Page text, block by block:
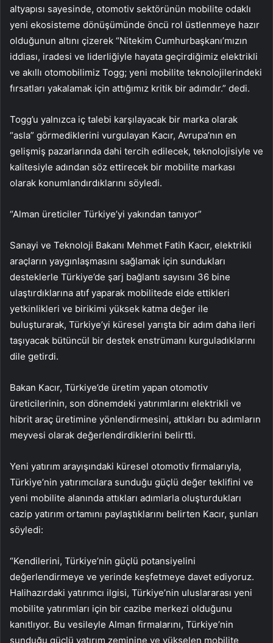
altyapısı sayesinde, otomotiv sektörünün mobilite odaklı
yeni ekosisteme dönüşümünde öncü rol üstlenmeye hazır
olduğunun altını çizerek “Nitekim Cumhurbaşkanı’mızın
iddiası, iradesi ve liderliğiyle hayata geçirdiğimiz elektrikli
ve akıllı otomobilimiz Togg; yeni mobilite teknolojilerindeki
fırsatları yakalamak için attığımız kritik bir adımdır.” dedi.
Togg’u yalnızca iç talebi karşılayacak bir marka olarak
“asla” görmediklerini vurgulayan Kacır, Avrupa’nın en
gelişmiş pazarlarında dahi tercih edilecek, teknolojisiyle ve
kalitesiyle adından söz ettirecek bir mobilite markası
olarak konumlandırdıklarını söyledi.
“Alman üreticiler Türkiye’yi yakından tanıyor”
Sanayi ve Teknoloji Bakanı Mehmet Fatih Kacır, elektrikli
araçların yaygınlaşmasını sağlamak için sundukları
desteklerle Türkiye’de şarj bağlantı sayısını 36 bine
ulaştırdıklarına atıf yaparak mobilitede elde ettikleri
yetkinlikleri ve birikimi yüksek katma değer ile
buluşturarak, Türkiye’yi küresel yarışta bir adım daha ileri
taşıyacak bütüncül bir destek enstrümanı kurguladıklarını
dile getirdi.
Bakan Kacır, Türkiye’de üretim yapan otomotiv
üreticilerinin, son dönemdeki yatırımlarını elektrikli ve
hibrit araç üretimine yönlendirmesini, attıkları bu adımların
meyvesi olarak değerlendirdiklerini belirtti.
Yeni yatırım arayışındaki küresel otomotiv firmalarıyla,
Türkiye’nin yatırımcılara sunduğu güçlü değer teklifini ve
yeni mobilite alanında attıkları adımlarla oluşturdukları
cazip yatırım ortamını paylaştıklarını belirten Kacır, şunları
söyledi:
“Kendilerini, Türkiye’nin güçlü potansiyelini
değerlendirmeye ve yerinde keşfetmeye davet ediyoruz.
Halihazırdaki yatırımcı ilgisi, Türkiye’nin uluslararası yeni
mobilite yatırımları için bir cazibe merkezi olduğunu
kanıtlıyor. Bu vesileyle Alman firmalarını, Türkiye’nin
sunduğu güçlü yatırım zeminine ve yükselen mobilite